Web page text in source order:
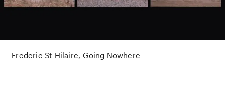
Frederic St-Hilaire Going Nowhere